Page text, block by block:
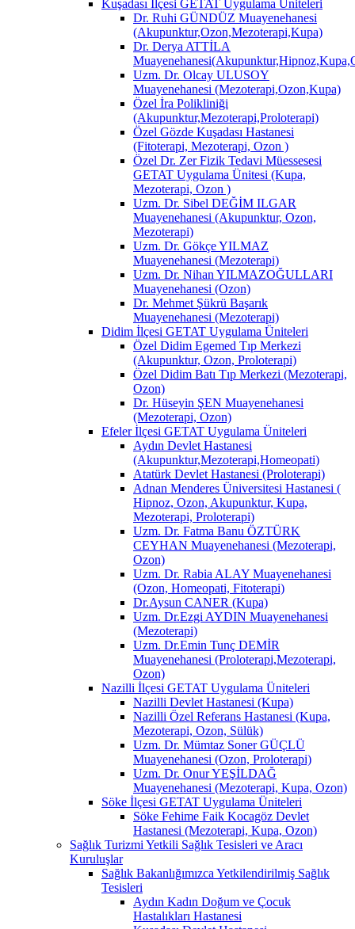
Kuşadası İlçesi GETAT Uygulama Üniteleri
Dr. Ruhi GÜNDÜZ Muayenehanesi
(Akupunktur,Ozon,Mezoterapi,Kupa)
Dr. Derya ATTİLA
Uzm. Dr. Olcay ULUSOY
Muayenehanesi (Mezoterapi,Ozon,Kupa)
Özel İra Polikliniği
(Akupunktur,Mezoterapi,Proloterapi)
Özel Gözde Kuşadası Hastanesi
(Fitoterapi, Mezoterapi, Ozon )
Özel Dr. Zer Fizik Tedavi Müessesesi
GETAT Uygulama Ünitesi (Kupa,
Mezoterapi, Ozon )
Uzm. Dr. Sibel DEĞİM ILGAR
Muayenehanesi (Akupunktur, Ozon,
Mezoterapi)
Uzm. Dr. Gökçe YILMAZ
Muayenehanesi (Mezoterapi)
Uzm. Dr. Nihan YILMAZOĞULLARI
Muayenehanesi (Ozon)
Dr. Mehmet Şükrü Başarık
Muayenehanesi (Mezoterapi)
Didim İlçesi GETAT Uygulama Üniteleri
Özel Didim Egemed Tıp Merkezi
(Akupunktur, Ozon, Proloterapi)
Özel Didim Batı Tıp Merkezi (Mezoterapi,
Ozon)
Dr. Hüseyin ŞEN Muayenehanesi
(Mezoterapi, Ozon)
Efeler İlçesi GETAT Uygulama Üniteleri
Aydın Devlet Hastanesi
(Akupunktur,Mezoterapi,Homeopati)
Atatürk Devlet Hastanesi (Proloterapi)
Adnan Menderes Üniversitesi Hastanesi (
Hipnoz, Ozon, Akupunktur, Kupa,
Mezoterapi, Proloterapi)
Uzm. Dr. Fatma Banu ÖZTÜRK
CEYHAN Muayenehanesi (Mezoterapi,
Ozon)
Uzm. Dr. Rabia ALAY Muayenehanesi
(Ozon, Homeopati, Fitoterapi)
Dr.Aysun CANER (Kupa)
Uzm. Dr.Ezgi AYDIN Muayenehanesi
(Mezoterapi)
Uzm. Dr.Emin Tunç DEMİR
Muayenehanesi (Proloterapi,Mezoterapi,
Ozon)
Nazilli İlçesi GETAT Uygulama Üniteleri
Nazilli Devlet Hastanesi (Kupa)
Nazilli Özel Referans Hastanesi (Kupa,
Mezoterapi, Ozon, Sülük)
Uzm. Dr. Mümtaz Soner GÜÇLÜ
Muayenehanesi (Ozon, Proloterapi)
Uzm. Dr. Onur YEŞİLDAĞ
Muayenehanesi (Mezoterapi, Kupa, Ozon)
Söke İlçesi GETAT Uygulama Üniteleri
Söke Fehime Faik Kocagöz Devlet
Hastanesi (Mezoterapi, Kupa, Ozon)
Sağlık Turizmi Yetkili Sağlık Tesisleri ve Aracı
Kuruluşlar
Sağlık Bakanlığımızca Yetkilendirilmiş Sağlık
Tesisleri
Aydın Kadın Doğum ve Çocuk
Hastalıkları Hastanesi